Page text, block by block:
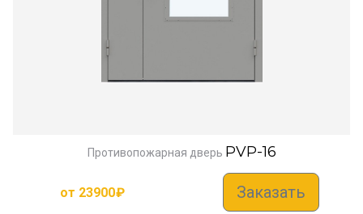
Противопожарная дверь PVP-16
от 23900₽ Заказать